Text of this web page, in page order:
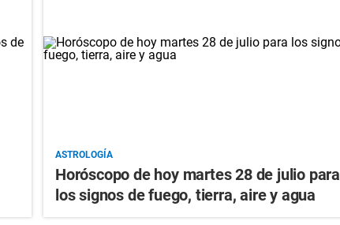
ASTROLOGÍA
Horóscopo de hoy martes 28 de julio para
los signos de fuego, tierra, aire y agua